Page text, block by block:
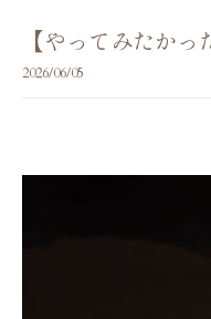
【やってみたか
2026/06/05